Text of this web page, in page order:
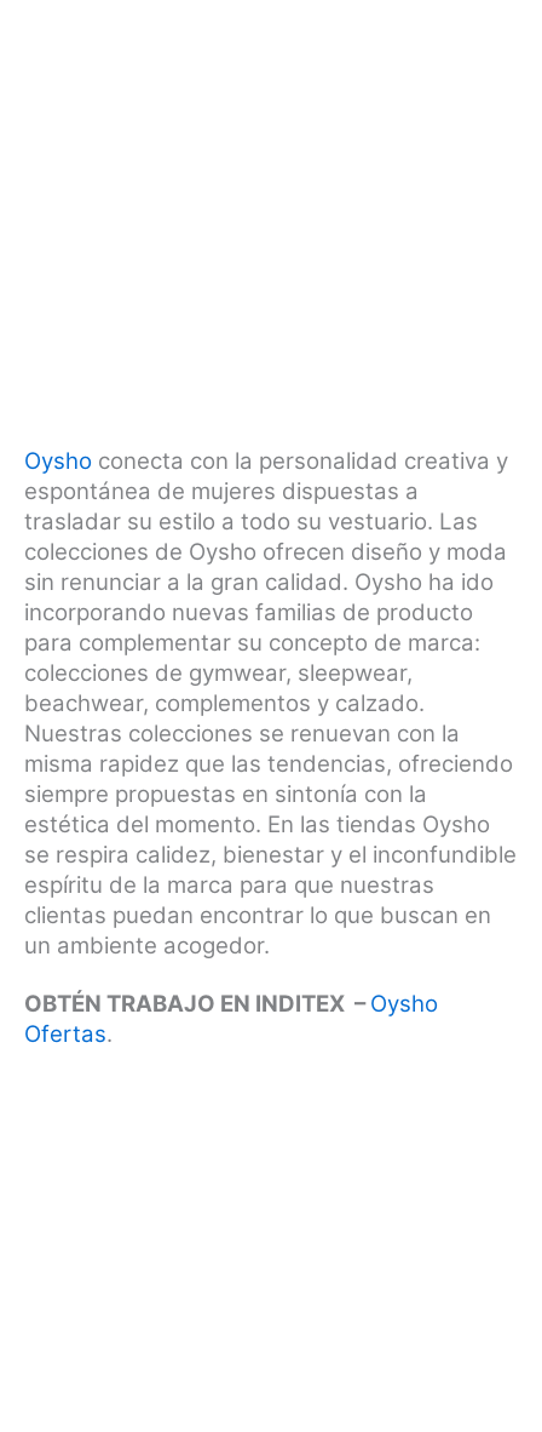
Oysho conecta con la personalidad creativa y
espontánea de mujeres dispuestas a
trasladar su estilo a todo su vestuario. Las
colecciones de Oysho ofrecen diseño y moda
sin renunciar a la gran calidad. Oysho ha ido
incorporando nuevas familias de producto
para complementar su concepto de marca:
colecciones de gymwear, sleepwear,
beachwear, complementos y calzado.
Nuestras colecciones se renuevan con la
misma rapidez que las tendencias, ofreciendo
siempre propuestas en sintonía con la
estética del momento. En las tiendas Oysho
se respira calidez, bienestar y el inconfundible
espíritu de la marca para que nuestras
clientas puedan encontrar lo que buscan en
un ambiente acogedor.
OBTÉN TRABAJO EN INDITEX –Oysho
Ofertas.